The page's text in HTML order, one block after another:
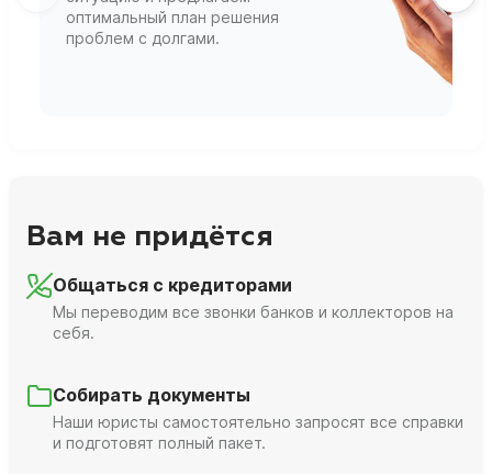
оптимальный план решения
проблем с долгами.
Вам не придётся
Общаться с кредиторами
Мы переводим все звонки банков и коллекторов на
себя.
Собирать документы
Наши юристы самостоятельно запросят все справки
и подготовят полный пакет.